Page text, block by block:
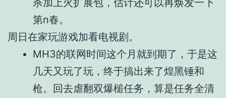
第n春。
周日在家玩游戏加看电视剧。
MH3的联网时间这个月就到期了，于是这
几天又玩了玩，终于搞出来了煌黑锤和
枪。回去虐翻双爆槌任务，算是任务全清